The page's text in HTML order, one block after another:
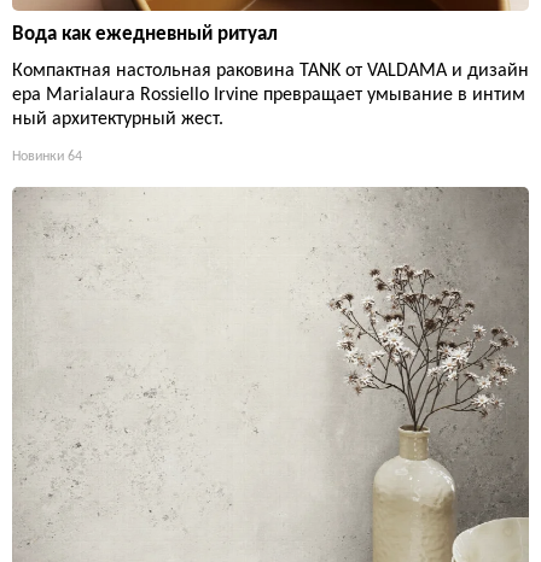
Вода как ежедневный ритуал
Компактная настольная раковина TANK от VALDAMA и дизайн
ера Marialaura Rossiello Irvine превращает умывание в интим
ный архитектурный жест.
Новинки 64